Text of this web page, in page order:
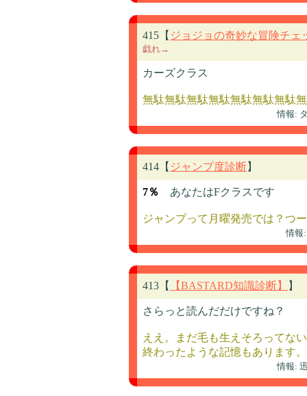
415【 ジョジョの奇妙な冒険チ
戯れ→
カーズクラス
無駄無駄無駄無駄無駄無駄無駄
情報:
414【 ジャンプ度診断】
7％ あなたはFクラスです
ジャンプって月曜発売では？つ
情報
413【 【BASTARD知識診断】 】
さらっと読んだだけですね？
ええ。まだ毛も生えそろってな
終わったような記憶もあります。
情報: